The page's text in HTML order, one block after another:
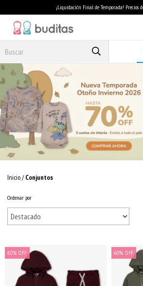
¡Liquidación Final de Temporada! Precios
Inicio/ Conjuntos
Ordenar por
60% OFF 60% OFF